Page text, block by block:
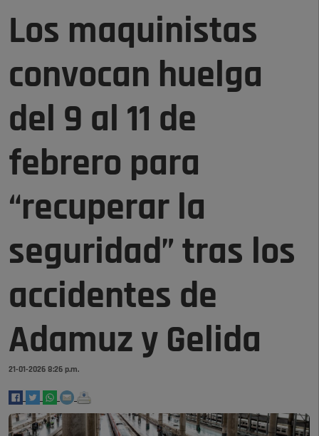
Los maquinistas
convocan huelga
del 9 al 11 de
febrero para
“recuperar la
seguridad” tras los
accidentes de
Adamuz y Gelida
21-01-2026 8:26 p.m.